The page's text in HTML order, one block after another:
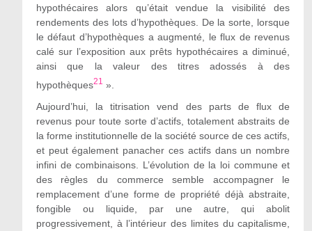
hypothécaires alors qu’était vendue la visibilité des
rendements des lots d’hypothèques. De la sorte, lorsque
le défaut d’hypothèques a augmenté, le flux de revenus
calé sur l’exposition aux prêts hypothécaires a diminué,
ainsi que la valeur des titres adossés à des
hypothèques21 »
Aujourd’hui, la titrisation vend des parts de flux de
revenus pour toute sorte d’actifs, totalement abstraits de
la forme institutionnelle de la société source de ces actifs,
et peutégalement panacherces actifs dans un nombre
infini de combinaisons. L’évolution de la loi commune et
des règles du commerce semble accompagner le
remplacement d’une forme de propriété déjà abstraite,
fongible ou liquide, par une autre, qui abolit
progressivement, à l’intérieur des limites du capitalisme,